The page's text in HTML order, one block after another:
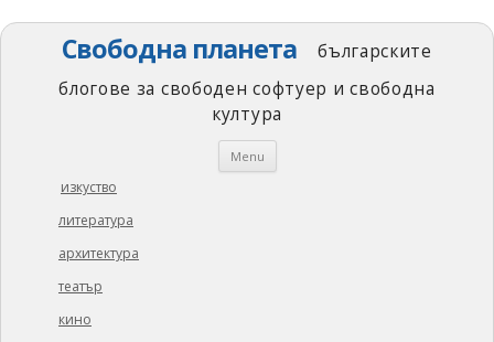
Свободна планета
българските
блогове за свободен софтуер и свободна
култура
Menu Skip
изкуство
литература
архитектура
театър
кино